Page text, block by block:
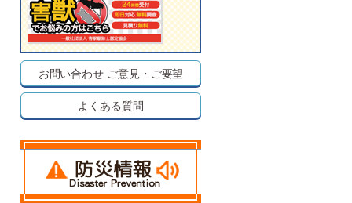
お問い合わせ ご意見・ご要望
よくある質問